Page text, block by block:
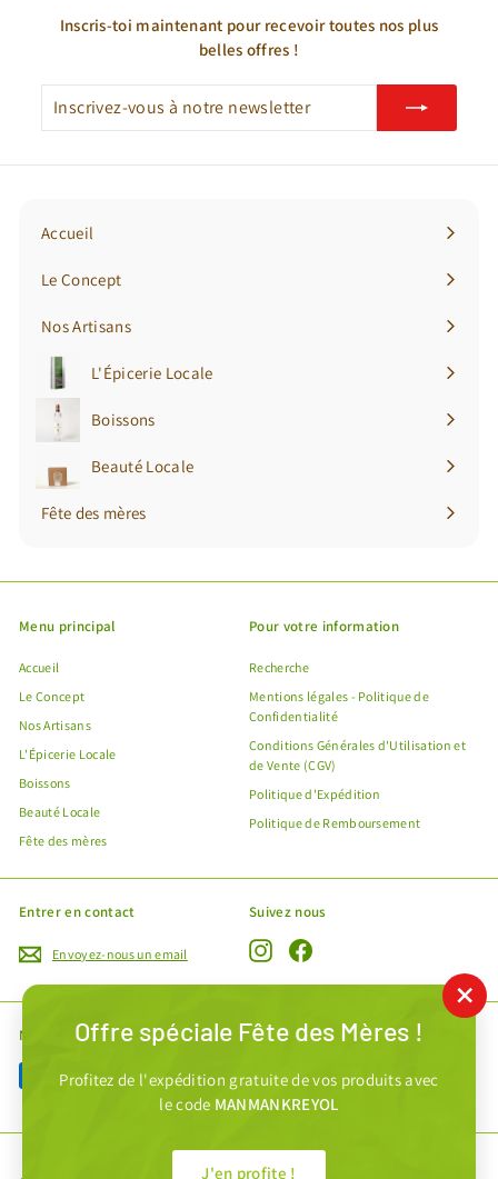
Offre spéciale Fête des Mères !
Profitez de l'expédition gratuite de vos produits avec
le code MANMANKREYOL
J'en profite !
Inscris-toi maintenant pour recevoir toutes nos plus
belles offres !
vous
notre
Accueil
Le Concept
Nos Artisans
L'Épicerie Locale
Ouvrir
menu
Boissons
Ouvrir
menu
Beauté Locale
Ouvrir
menu
Fête des mères
Menu principal
Accueil
Le Concept
Nos Artisans
L'Épicerie Locale
Boissons
Beauté Locale
Fête des mères
Pour votre information
Recherche
Mentions légales - Politique de
Confidentialité
Conditions Générales d'Utilisation et
de Vente (CGV)
Politique d'Expédition
Politique de Remboursement
Entrer en contact
Envoyez-nous un email
Suivez nous
InstagramFacebook
Nous acceptons